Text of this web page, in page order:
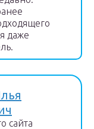
даже
сайта